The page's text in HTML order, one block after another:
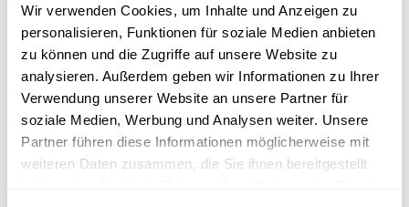
Wir verwenden Cookies, um Inhalte und Anzeigen zu
personalisieren, Funktionen für soziale Medien anbieten
zu können und die Zugriffe auf unsere Website zu
analysieren. Außerdem geben wir Informationen zu Ihrer
Verwendung unserer Website an unsere Partner für
soziale Medien, Werbung und Analysen weiter. Unsere
Partner führen diese Informationen möglicherweise mit
weiteren Daten zusammen, die Sie ihnen bereitgestellt